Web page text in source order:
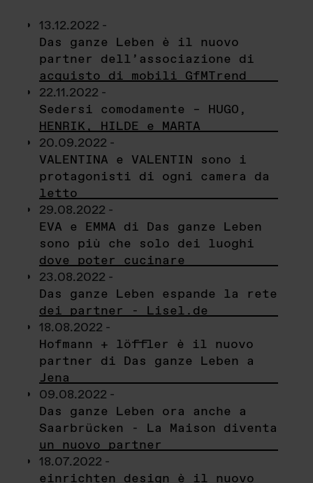
13.12.2022 -
Das ganze Leben è il nuovo
partner dell’associazione di
acquisto di mobili GfMTrend
22.11.2022 -
Sedersi comodamente – HUGO,
HENRIK, HILDE e MARTA
20.09.2022 -
VALENTINA e VALENTIN sono i
protagonisti di ogni camera da
letto
29.08.2022 -
EVA e EMMA di Das ganze Leben
sono più che solo dei luoghi
dove poter cucinare
23.08.2022 -
Das ganze Leben espande la rete
dei partner - Lisel.de
18.08.2022 -
Hofmann + löffler è il nuovo
partner di Das ganze Leben a
Jena
09.08.2022 -
Das ganze Leben ora anche a
Saarbrücken - La Maison diventa
un nuovo partner
18.07.2022 -
einrichten design è il nuovo